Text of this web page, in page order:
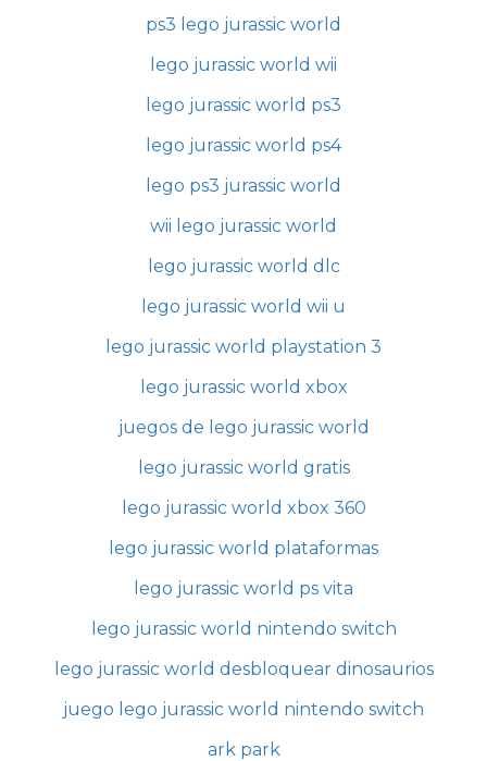
ps3 lego jurassic world
lego jurassic world wii
lego jurassic world ps3
lego jurassic world ps4
lego ps3 jurassic world
wii lego jurassic world
lego jurassic world dlc
lego jurassic world wii u
lego jurassic world playstation 3
lego jurassic world xbox
juegos de lego jurassic world
lego jurassic world gratis
lego jurassic world xbox 360
lego jurassic world plataformas
lego jurassic world ps vita
lego jurassic world nintendo switch
lego jurassic world desbloquear dinosaurios
juego lego jurassic world nintendo switch
ark park